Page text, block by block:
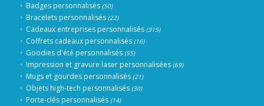
Badges personnalisés (50)
Bracelets personnalisés (22)
Cadeaux entreprises personnalisés (315)
Coffrets cadeaux personnalisés (16)
Goodies d'été personnalisés (55)
Impression et gravure laser personnalisées (69)
Mugs et gourdes personnalisés (21)
Objets high-tech personnalisés (30)
Porte-clés personnalisés (14)